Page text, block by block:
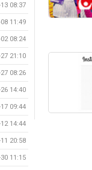
08:37
11:49
08:24
21:10
08:26
14:40
09:44
14:44
20:58
11:15